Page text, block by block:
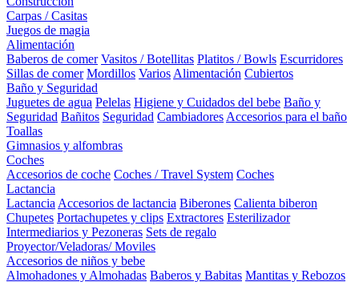
Carpas / Casitas
Juegos de magia
Alimentación
Baberos de comer Vasitos / Botellitas Platitos / Bowls Escurridores
Sillas de comer Mordillos Varios Alimentación Cubiertos
Baño y Seguridad
Juguetes de agua Pelelas Higiene y Cuidados del bebe Baño y
Seguridad Bañitos Seguridad Cambiadores Accesorios para el baño
Toallas
Gimnasios y alfombras
Coches
Accesorios de coche Coches / Travel System Coches
Lactancia
Lactancia Accesorios de lactancia Biberones Calienta biberon
Chupetes Portachupetes y clips Extractores Esterilizador
Intermediarios y Pezoneras Sets de regalo
Proyector/Veladoras/ Moviles
Accesorios de niños y bebe
Almohadones y Almohadas Baberos y Babitas Mantitas y Rebozos